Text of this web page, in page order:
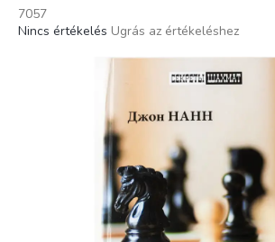
7057
A
Nincs értékelés Ugrás az értékeléshez